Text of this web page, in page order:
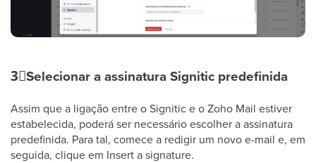
3⃣Selecionar a assinatura Signitic predefinida
Assim que a ligação entre o Signitic e o Zoho Mail estiver
estabelecida, poderá ser necessário escolher a assinatura
predefinida. Para tal, comece a redigir um novo e-mail e, em
seguida, clique em Insert a signature.